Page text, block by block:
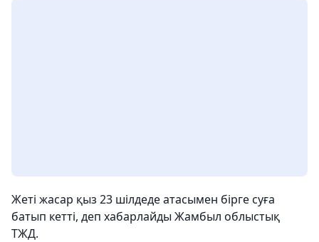
Жеті жасар қыз 23 шілдеде атасымен бірге суға
батып кетті, деп хабарлайды Жамбыл облыстық
ТЖД.